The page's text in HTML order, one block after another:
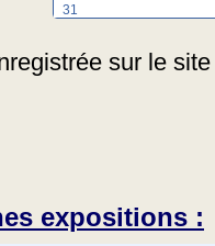
31
sur le
expositions :